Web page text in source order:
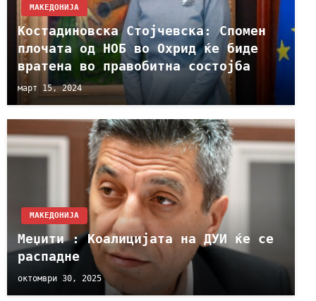
МАКЕДОНИЈА
Костадиновска Стојчевска: Спомен
плочата од НОБ во Охрид ќе биде
вратена во правобитна состојба
март 15, 2024
МАКЕДОНИЈА
Меџити : Kоалицијата на ДУИ ќе се
распадне
октомври 30, 2025